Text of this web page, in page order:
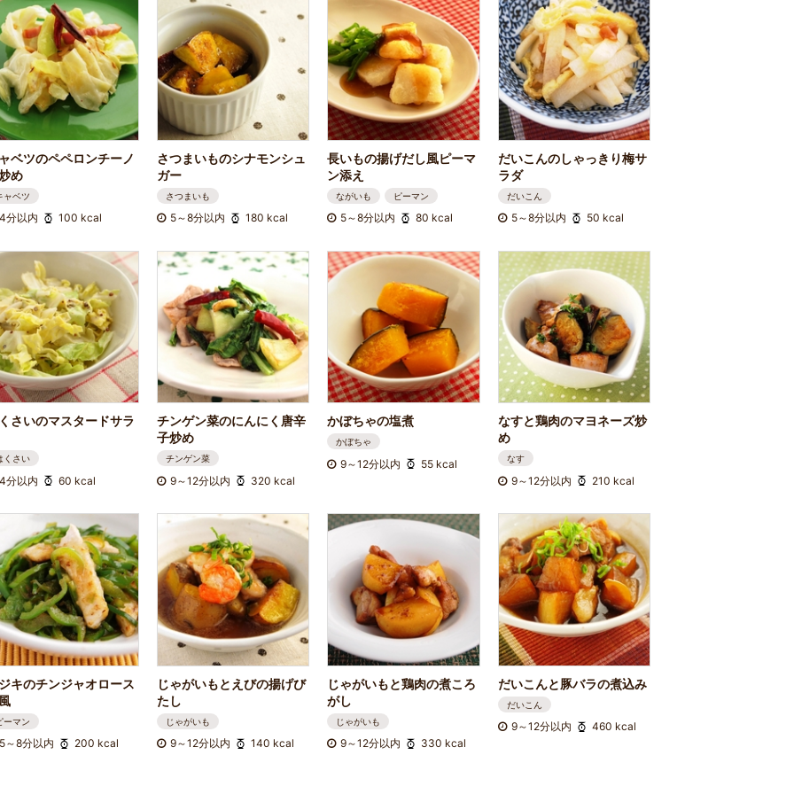
ベツのペペロンチーノ
め
ャベツ
4分以内 100 kcal
さつまいものシナモンシュ
ガー
さつまいも
5～8分以内 180 kcal
長いもの揚げだし風ピーマ
ン添え
ながいも ピーマン
5～8分以内 80 kcal
だいこんのしゃっきり梅サ
ラダ
だいこん
5～8分以内 50 kcal
さいのマスタードサラ
くさい
4分以内 60 kcal
チンゲン菜のにんにく唐辛
子炒め
チンゲン菜
9～12分以内 320 kcal
かぼちゃの塩煮
かぼちゃ
9～12分以内 55 kcal
なすと鶏肉のマヨネーズ炒
め
なす
9～12分以内 210 kcal
キのチンジャオロース
ーマン
5～8分以内 200 kcal
じゃがいもとえびの揚げび
たし
じゃがいも
9～12分以内 140 kcal
じゃがいもと鶏肉の煮ころ
がし
じゃがいも
9～12分以内 330 kcal
だいこんと豚バラの煮込み
だいこん
9～12分以内 460 kcal